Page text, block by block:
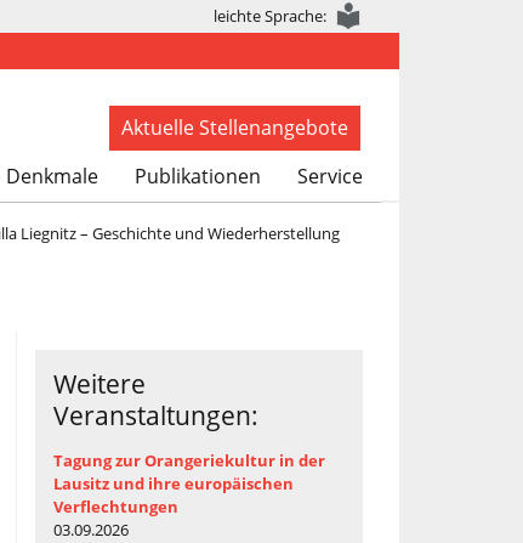
leichte Sprache:
Aktuelle Stellenangebote
Denkmale Publikationen Service
Liegnitz – Geschichte und Wiederherstellung
Weitere
Veranstaltungen:
Tagung zur Orangeriekultur in der
Lausitz und ihre europäischen
Verflechtungen
03.09.2026